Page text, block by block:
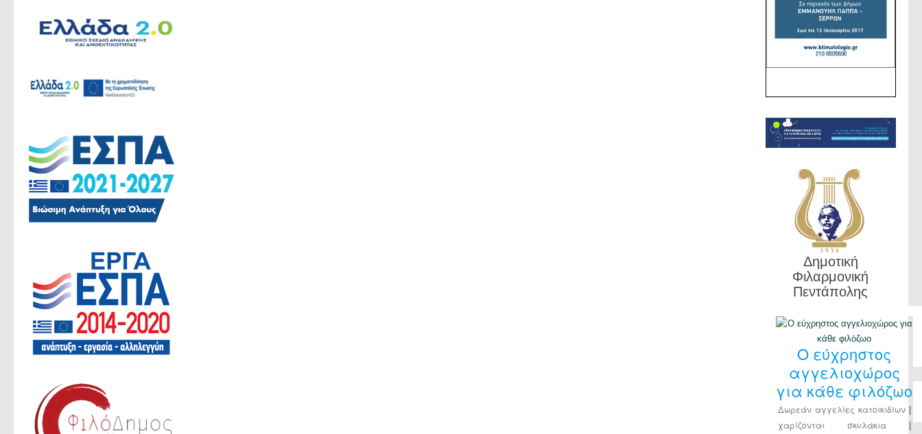
Δημοτική
Φιλαρμονική
Πεντάπολης
Ο εύχρηστος
αγγελιοχώρος
για κάθε φιλόζωο
Δωρεάν αγγελίες κατοικιδίων
χαρίζονται σκυλάκια